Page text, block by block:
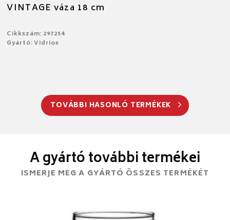
VINTAGE váza 18 cm
Cikkszám: 297254
Gyártó: Vidrios
TOVÁBBI HASONLÓ TERMÉKEK
A gyártó további termékei
ISMERJE MEG A GYÁRTÓ ÖSSZES TERMÉKÉT